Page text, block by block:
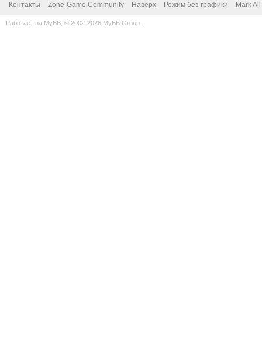
Контакты Zone-Game Community Наверх Режим без графики Mark
Работает на MyBB , © 2002-2026 MyBB Group